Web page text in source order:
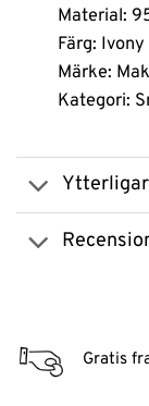
Material:
Färg:
Märke:
Kategori:
Gratis